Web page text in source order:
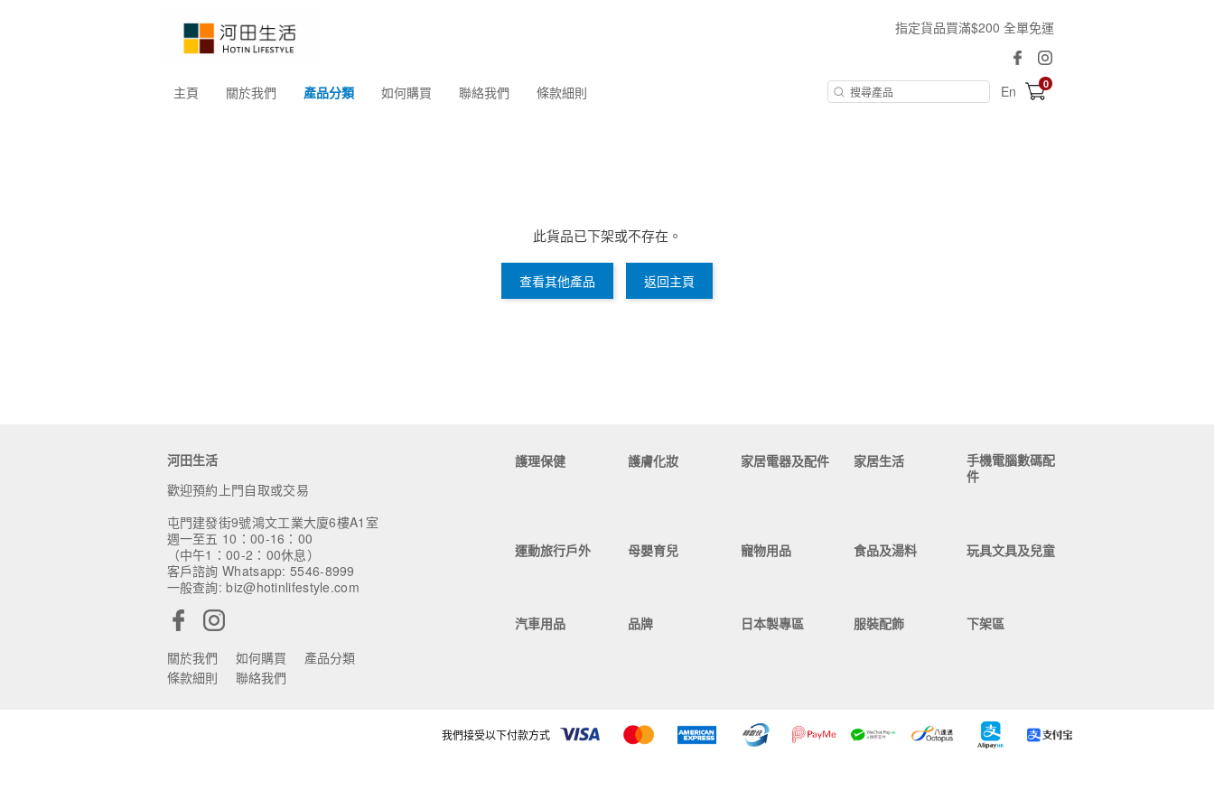
指定貨品買滿$200 全單免運
主頁 關於我們 產品分類 如何購買 聯絡我們 條款細則 En 0
此貨品已下架或不存在。
查看其他產品 返回主頁
河田生活
歡迎預約上門自取或交易
屯門建發街9號鴻文工業大廈6樓A1室
週一至五 10：00-16：00
（中午1：00-2：00休息）
客戶諮詢 Whatsapp: 5546-8999
一般查詢: biz@hotinlifestyle.com
關於我們 如何購買
產品分類
條款細則
聯絡我們
護理保健 護膚化妝 家居電器及配件 家居生活
手機電腦數碼配
件
運動旅行戶外 母嬰育兒 寵物用品 食品及湯料 玩具文具及兒童
汽車用品 品牌 日本製專區 服裝配飾 下架區
我們接受以下付款方式